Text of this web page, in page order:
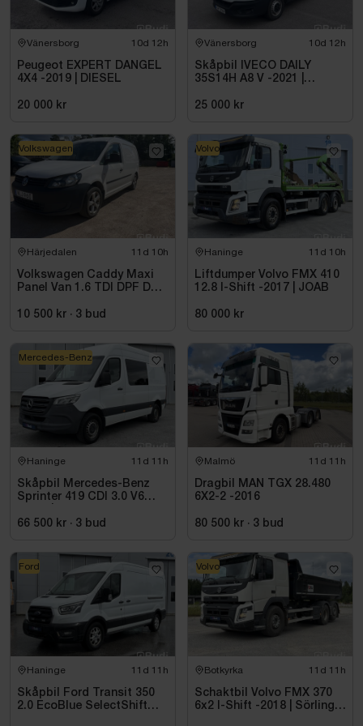
Vänersborg 10d 12h
Peugeot EXPERT DANGEL
4X4 -2019 | DIESEL
20 000 kr
Vänersborg 10d 12h
Skåpbil IVECO DAILY
35S14H A8 V -2021 |
25 000 kr
Härjedalen 11d 10h
Volkswagen Caddy Maxi
Panel Van 1.6 TDI DPF DSG
10 500 kr · 3 bud
Volkswagen
Haninge 11d 10h
Liftdumper Volvo FMX 410
12.8 I-Shift -2017 | JOAB
80 000 kr
Volvo
Haninge 11d 11h
Skåpbil Mercedes-Benz
Sprinter 419 CDI 3.0 V6
66 500 kr · 3 bud
Mercedes-Benz
Malmö 11d 11h
Dragbil MAN TGX 28.480
6X2-2 -2016
80 500 kr · 3 bud
Haninge 11d 11h
Skåpbil Ford Transit 350
2.0 EcoBlue SelectShift
Ford
Botkyrka 11d 11h
Schaktbil Volvo FMX 370
6x2 I-Shift -2018 | Sörling
Volvo